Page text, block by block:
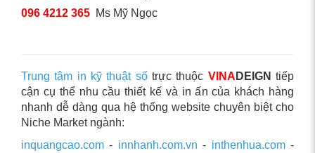
096 4212 365 Ms Mỹ Ngọc
Trung tâm in kỹ thuật sốtrực thuộc VINA DEIGN tiếp
cận cụ thể nhu cầu thiết kế và in ấn của khách hàng
nhanh dễ dàng qua hệ thống website chuyên biệt cho
Niche Market ngành:
inquangcao.com - innhanh.com.vn - inthenhua.com-